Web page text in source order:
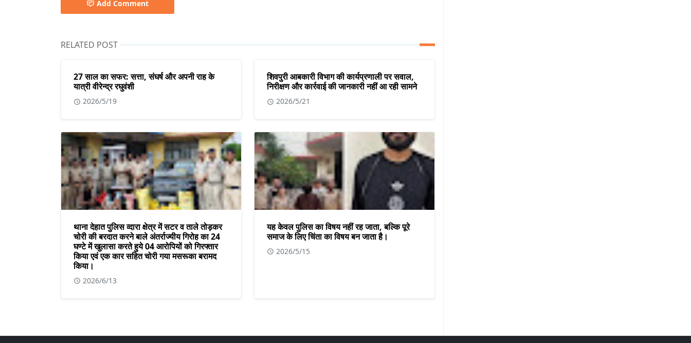
Add Comment
RELATED POST
27 साल का सफर: सत्ता, संघर्ष और अपनी राह के
यात्री वीरेन्द्र रघुवंशी
2026/5/19
शिवपुरी आबकारी विभाग की कार्यप्रणाली पर सवाल,
निरीक्षण और कार्रवाई की जानकारी नहीं आ रही सामने
2026/5/21
थाना देहात पुलिस व्दारा क्षेत्र में सटर व ताले तोड़कर
चोरी की बरदात करने बाले अंतर्राज्यीय गिरोह का 24
घण्टे में खुलासा करते हुये 04 आरोपियों को गिरफ्तार
किया एवं एक कार सहित चोरी गया मसरूका बरामद
किया।
2026/6/13
यह केवल पुलिस का विषय नहीं रह जाता, बल्कि पूरे
समाज के लिए चिंता का विषय बन जाता है।
2026/5/15